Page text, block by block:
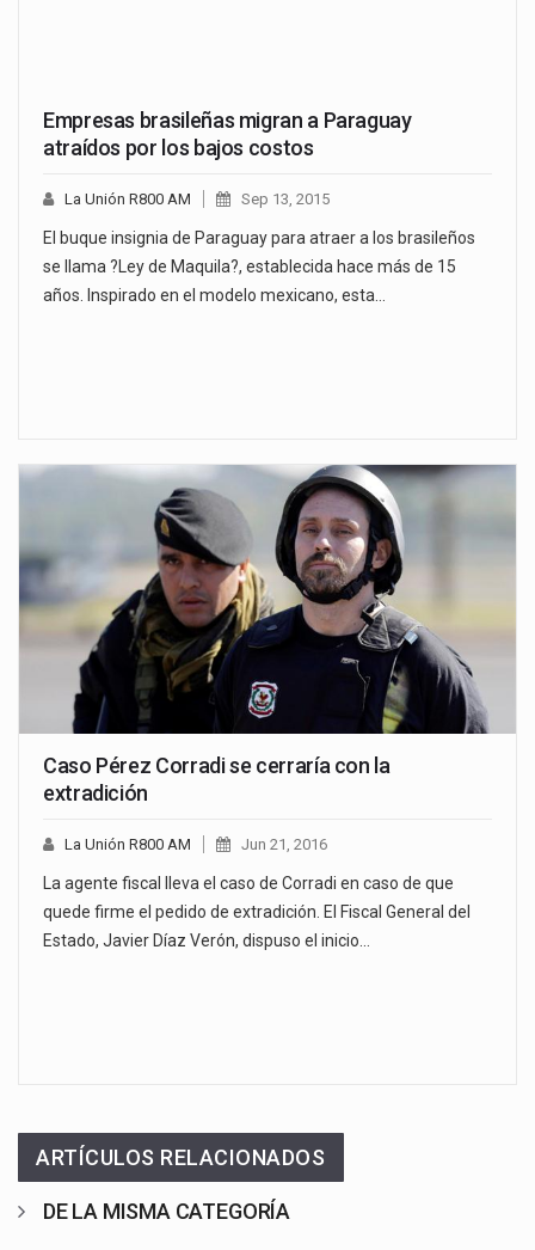
Empresas brasileñas migran a Paraguay
atraídos por los bajos costos
La Unión R800 AM Sep 13, 2015
El buque insignia de Paraguay para atraer a los brasileños
se llama ?Ley de Maquila?, establecida hace más de 15
años. Inspirado en el modelo mexicano, esta…
Caso Pérez Corradi se cerraría con la
extradición
La Unión R800 AM Jun 21, 2016
La agente fiscal lleva el caso de Corradi en caso de que
quede firme el pedido de extradición. El Fiscal General del
Estado, Javier Díaz Verón, dispuso el inicio…
ARTÍCULOS RELACIONADOS
DE LA MISMA CATEGORÍA